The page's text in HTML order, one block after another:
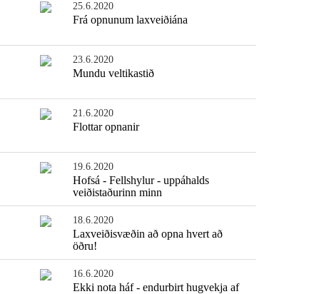
25.6.2020
Frá opnunum laxveiðiána
23.6.2020
Mundu veltikastið
21.6.2020
Flottar opnanir
19.6.2020
Hofsá - Fellshylur - uppáhalds
veiðistaðurinn minn
18.6.2020
Laxveiðisvæðin að opna hvert að
öðru!
16.6.2020
Ekki nota háf - endurbirt hugvekja af